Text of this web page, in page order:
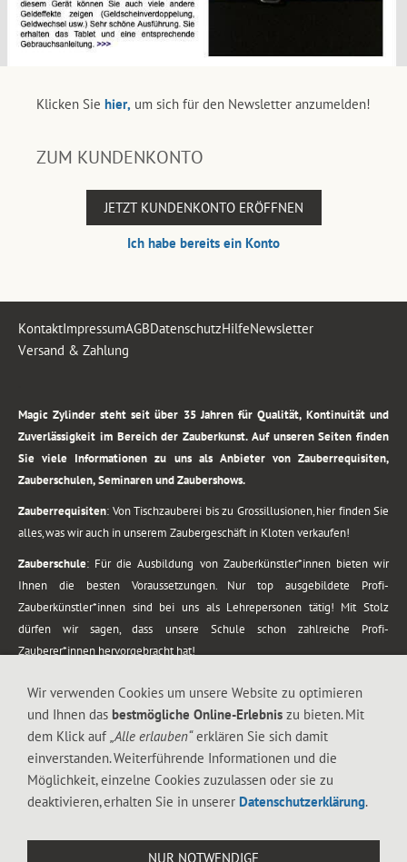
Klicken Sie hier, um sich für den Newsletter anzumelden!
ZUM KUNDENKONTO
JETZT KUNDENKONTO ERÖFFNEN
Ich habe bereits ein Konto
KontaktImpressumAGBDatenschutzHilfeNewsletter
Versand & Zahlung
Magic Zylinder steht seit über 35 Jahren für Qualität, Kontinuität und
Zuverlässigkeit im Bereich der Zauberkunst. Auf unseren Seiten finden
Sie viele Informationen zu uns als Anbieter von Zauberrequisiten,
Zauberschulen, Seminaren und Zaubershows.
Zauberrequisiten: Von Tischzauberei bis zu Grossillusionen, hier finden Sie
alles, was wir auch in unserem Zaubergeschäft in Kloten verkaufen!
Zauberschule: Für die Ausbildung von Zauberkünstler*innen bieten wir
Ihnen die besten Voraussetzungen. Nur top ausgebildete Profi-
Zauberkünstler*innen sind bei uns als Lehrepersonen tätig! Mit Stolz
dürfen wir sagen, dass unsere Schule schon zahlreiche Profi-
Zauberer*innen hervorgebracht hat!
vom Kinderprogramm bis zur Tischzauberei. Lassen Sie sich faszinieren von
meiner Zauber-Sprech-Show, angerührt mit sprachlichen Sequenzen,
gewürzt mit Gags und visuellen Illusionen wie Kaninchen, Vasen, Seilen,
Wir verwenden Cookies um unsere Website zu optimieren
und Ihnen das bestmögliche Online-Erlebnis zu bieten. Mit
dem Klick auf „Alle erlauben“erklären Sie sich damit
einverstanden. Weiterführende Informationen und die
Möglichkeit, einzelne Cookies zuzulassen oder sie zu
deaktivieren, erhalten Sie in unserer Datenschutzerklärung.
NUR NOTWENDIGE